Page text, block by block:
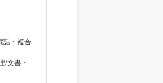
話・複合
/文書・